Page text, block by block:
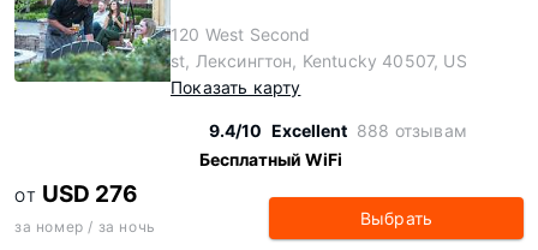
120 West Second
st, Лексингтон, Kentucky 40507, US
Показать карту
9.4/10 Excellent 888 отзывам
Бесплатный WiFi
ОТ USD 276
за номер / за ночь Выбрать